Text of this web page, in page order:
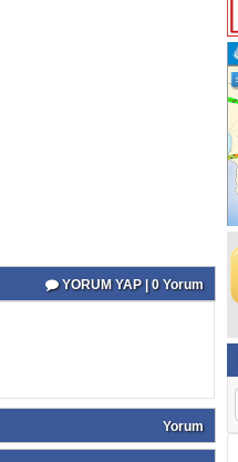
YORUM YAP | 0 Yorum
Yorum